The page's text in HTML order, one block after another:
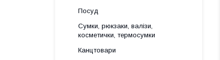
Посуд
Сумки, рюкзаки, валізи,
косметички, термосумки
Канцтовари